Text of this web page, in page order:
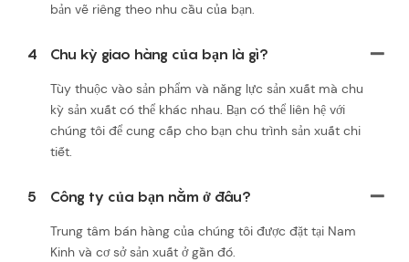
bản vẽ riêng theo nhu cầu của bạn.
4 Chu kỳ giao hàng của bạn là gì?
Tùy thuộc vào sản phẩm và năng lực sản xuất mà chu
kỳ sản xuất có thể khác nhau. Bạn có thể liên hệ với
chúng tôi để cung cấp cho bạn chu trình sản xuất chi
tiết.
5 Công ty của bạn nằm ở đâu?
Trung tâm bán hàng của chúng tôi được đặt tại Nam
Kinh và cơ sở sản xuất ở gần đó.